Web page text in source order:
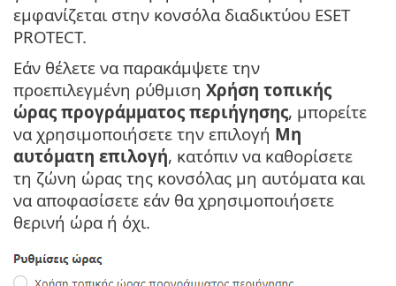
εμφανίζεται στην κονσόλα διαδικτύου ESET
PROTECT.
Εάν θέλετε να παρακάμψετε την
προεπιλεγμένη ρύθμιση Χρήση τοπικής
ώρας προγράμματος περιήγησης, μπορείτε
να χρησιμοποιήσετε την επιλογή Μη
αυτόματη επιλογή, κατόπιν να καθορίσετε
τη ζώνη ώρας της κονσόλας μη αυτόματα και
να αποφασίσετε εάν θα χρησιμοποιήσετε
θερινή ώρα ή όχι.